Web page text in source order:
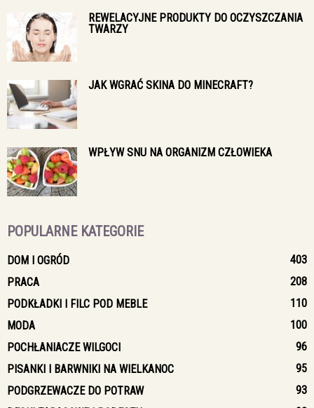
REWELACYJNE PRODUKTY DO OCZYSZCZANIA
TWARZY
JAK WGRAĆ SKINA DO MINECRAFT?
WPŁYW SNU NA ORGANIZM CZŁOWIEKA
POPULARNE KATEGORIE
DOM I OGRÓD
403
PRACA
208
PODKŁADKI I FILC POD MEBLE
110
MODA
100
POCHŁANIACZE WILGOCI
96
PISANKI I BARWNIKI NA WIELKANOC
95
PODGRZEWACZE DO POTRAW
93